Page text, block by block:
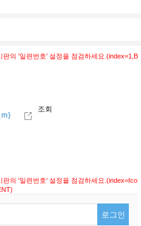
의 '일련번호' 설정을 점검하세요.(index=1,B
조회
의 '일련번호' 설정을 점검하세요.(index=Ico
로그인